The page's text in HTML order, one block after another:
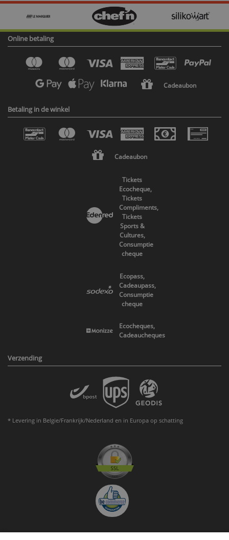
Online betaling
Cadeaubon
Betaling in de winkel
Cadeaubon
Tickets
Ecocheque,
Tickets
Compliments,
Tickets
Sports &
Cultures,
Consumptie
cheque
Ecopass,
Cadeaupass,
Consumptie
cheque
Ecocheques,
Cadeaucheques
Verzending
* Levering in Belgie/Frankrijk/Nederland en in Europa op schatting